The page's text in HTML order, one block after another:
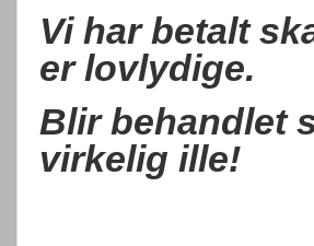
Vi har betalt
er lovlydige.
Blir behandlet
virkelig ille!